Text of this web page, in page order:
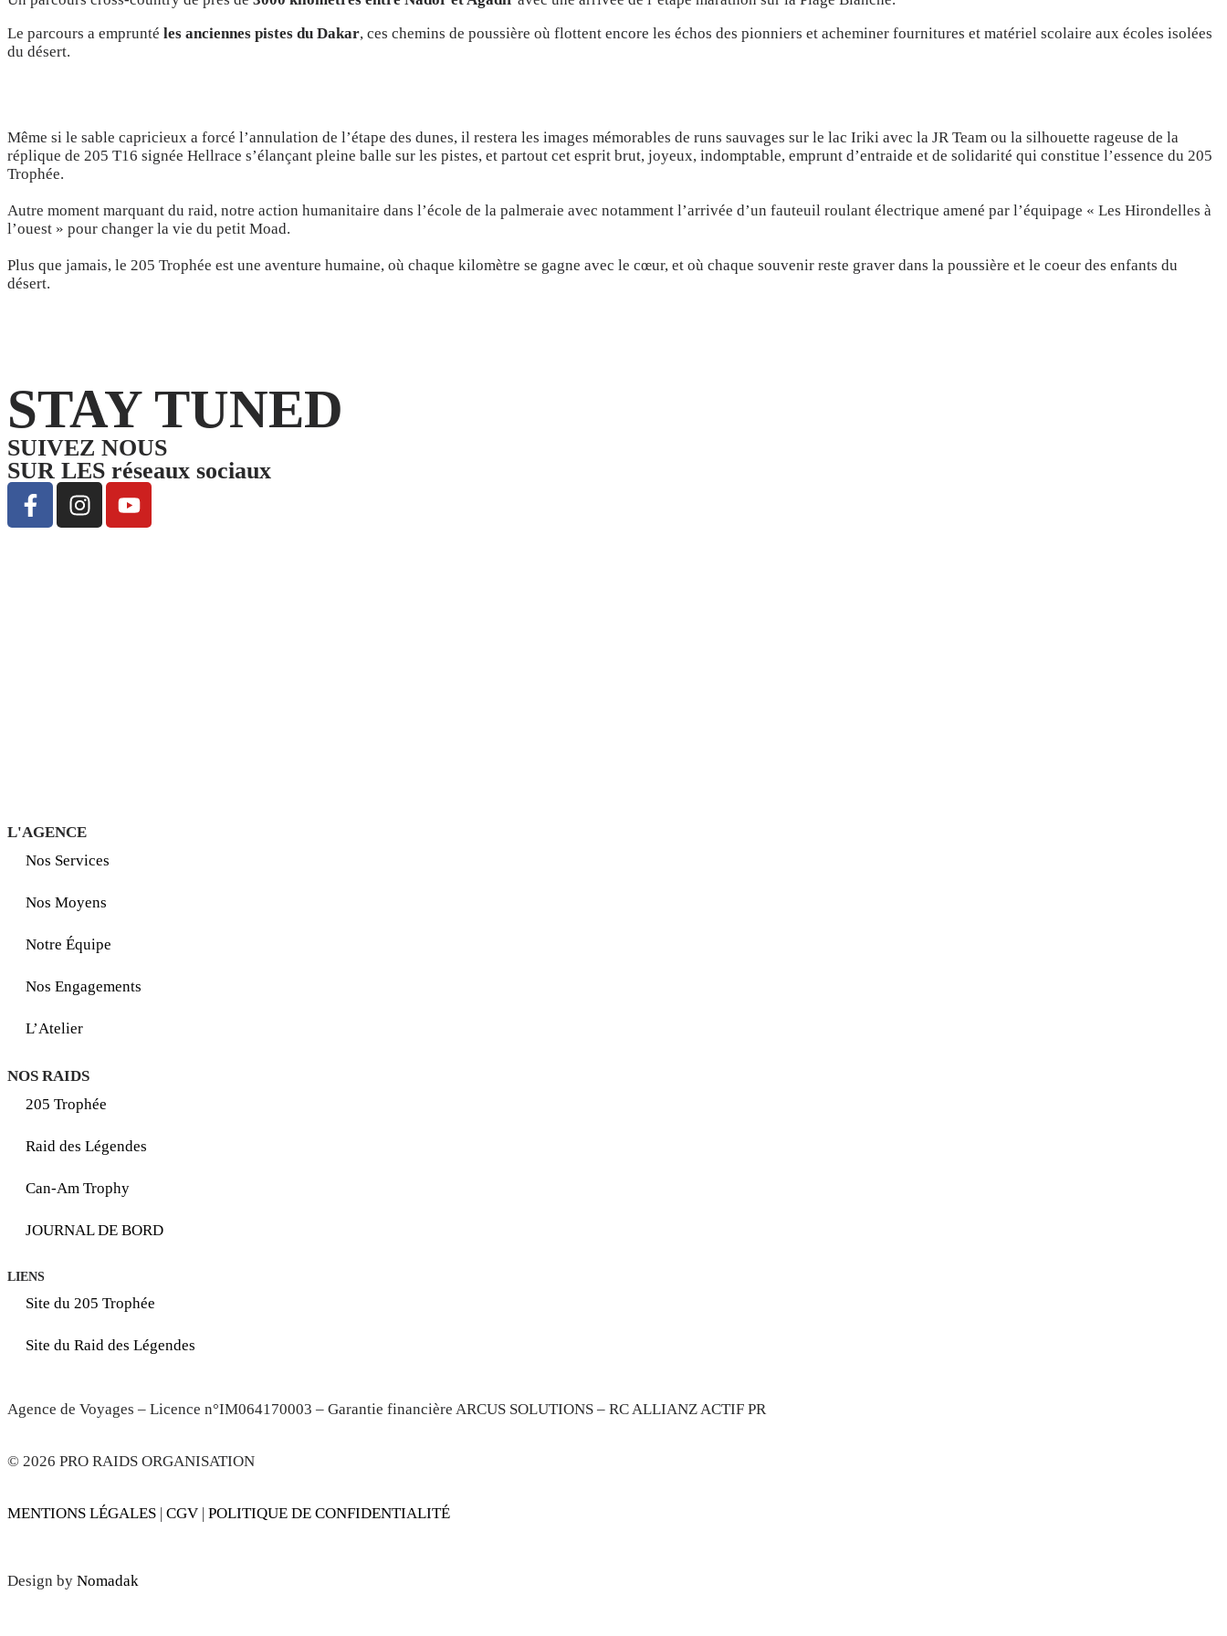
Le parcours a emprunté les anciennes pistes du Dakar, ces chemins de poussière où flottent encore les échos des pionniers et acheminer fournitures et matériel scolaire aux écoles isolées
du désert.
Même si le sable capricieux a forcé l’annulation de l’étape des dunes, il restera les images mémorables de runs sauvages sur le lac Iriki avec la JR Team ou la silhouette rageuse de la
réplique de 205 T16 signée Hellrace s’élançant pleine balle sur les pistes, et partout cet esprit brut, joyeux, indomptable, emprunt d’entraide et de solidarité qui constitue l’essence du 205
Trophée.
Autre moment marquant du raid, notre action humanitaire dans l’école de la palmeraie avec notamment l’arrivée d’un fauteuil roulant électrique amené par l’équipage « Les Hirondelles à
l’ouest » pour changer la vie du petit Moad.
Plus que jamais, le 205 Trophée est une aventure humaine, où chaque kilomètre se gagne avec le cœur, et où chaque souvenir reste graver dans la poussière et le coeur des enfants du
désert.
STAY TUNED
SUIVEZ NOUS
SUR LES réseaux sociaux
L'AGENCE
Nos Services
Nos Moyens
Notre Équipe
Nos Engagements
L’Atelier
NOS RAIDS
205 Trophée
Raid des Légendes
Can-Am Trophy
JOURNAL DE BORD
LIENS
Site du 205 Trophée
Site du Raid des Légendes
Agence de Voyages – Licence n°IM064170003 – Garantie financière ARCUS SOLUTIONS – RC ALLIANZ ACTIF PR
© 2026 PRO RAIDS ORGANISATION
MENTIONS LÉGALES | CGV | POLITIQUE DE CONFIDENTIALITÉ
Design by Nomadak